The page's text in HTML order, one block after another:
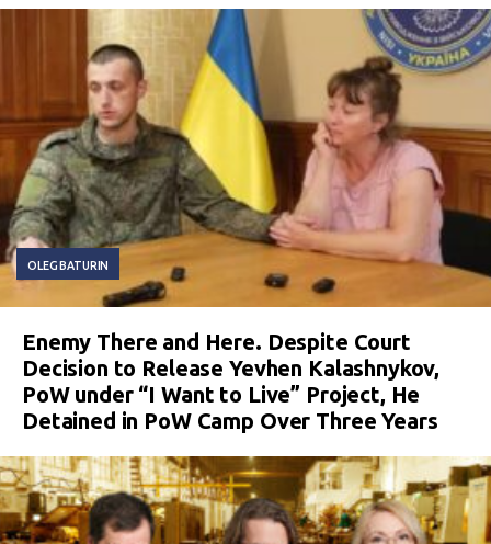
OLEG BATURIN
Enemy There and Here. Despite Court
Decision to Release Yevhen Kalashnykov,
PoW under “I Want to Live” Project, He
Detained in PoW Camp Over Three Years